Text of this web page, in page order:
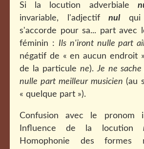
Si la locution adverbiale
invariable, l'adjectifnul qui
s'accorde pour sa... part avec
féminin : Ils n'iront nulle part
négatif de « en aucun endroit
de la particulene).Je ne sache
nulle part meilleur musicien (au
« quelque part »).
Confusion avec le pronom
Influence de la locution
Homophonie des formes